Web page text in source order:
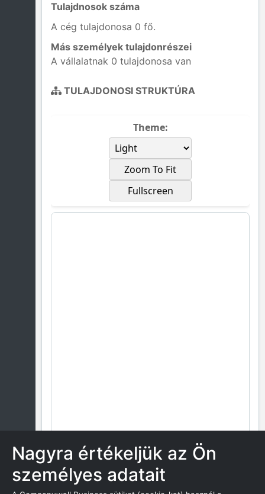
Tulajdnosok száma
A cég tulajdonosa 0 fő.
Más személyek tulajdonrészei
A vállalatnak 0 tulajdonosa van
TULAJDONOSI STRUKTÚRA
Theme:
Zoom To Fit
Fullscreen
Nagyra értékeljük az Ön
személyes adatait